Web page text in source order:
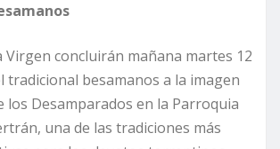
Virgen concluirán mañana martes 12
tradicional besamanos a la imagen
los Desamparados en la Parroquia
una de las tradiciones más